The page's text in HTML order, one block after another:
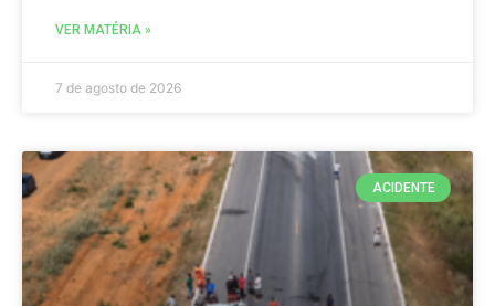
VER MATÉRIA »
7 de agosto de 2026
ACIDENTE